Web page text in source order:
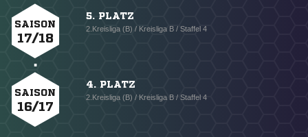
SAISON
17/18
5. PLATZ
2.Kreisliga (B) / Kreisliga B / Staffel 4
SAISON
16/17
4. PLATZ
2.Kreisliga (B) / Kreisliga B / Staffel 4